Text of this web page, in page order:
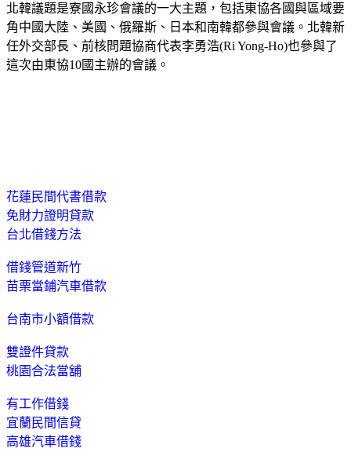
北韓議題是寮國永珍會議的一大主題，包括東協各國與區域要
角中國大陸、美國、俄羅斯、日本和南韓都參與會議。北韓新
任外交部長、前核問題協商代表李勇浩(Ri Yong-Ho)也參與了
這次由東協10國主辦的會議。
花蓮民間代書借款
免財力證明貸款
台北借錢方法
借錢管道新竹
苗栗當鋪汽車借款
台南市小額借款
雙證件貸款
桃園合法當舖
有工作借錢
宜蘭民間信貸
高雄汽車借錢